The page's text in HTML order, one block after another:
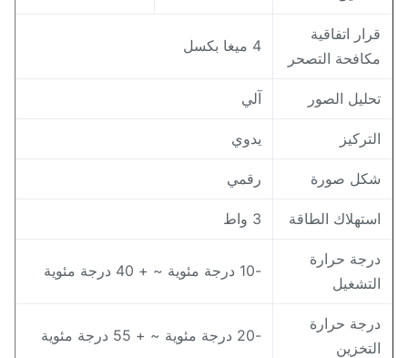
اتفاقية
التصحر
الصور
صورة رقمي
الطاقة 3 واط
حرارة
حرارة